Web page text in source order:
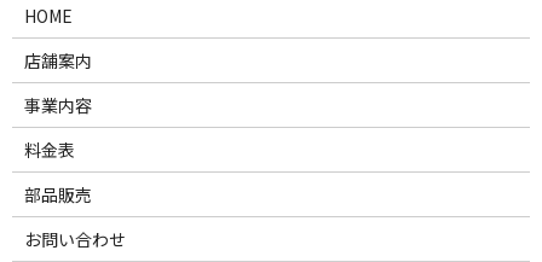
HOME
店舗案内
事業内容
料金表
部品販売
お問い合わせ